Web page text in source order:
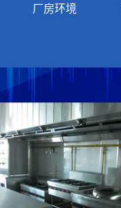
厂房环境